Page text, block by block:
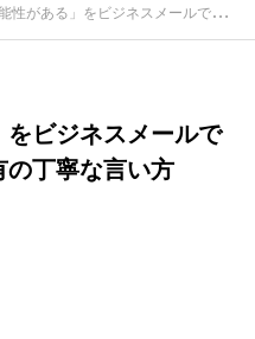
」をビジネスメールで伝えるには？リスク共有の丁寧な言い方
をビジネスメールで
の丁寧な言い方